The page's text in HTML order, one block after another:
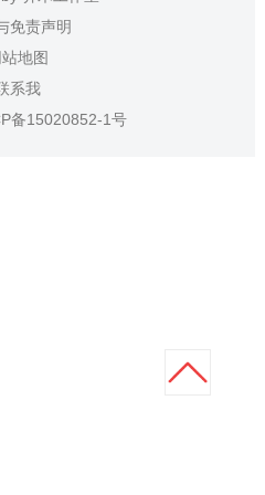
免责声明
站地图
系我
备15020852-1号